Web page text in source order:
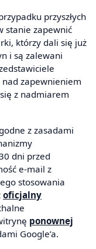
przyszłych
stanie zapewnić
którzy dali się już
i są zalewani
nad zapewnieniem
z nadmiarem
z zasadami
dni przed
e-mail z
stosowania
oficjalny
ponownej
Google’a.